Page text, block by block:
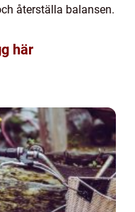
återställa balansen.
här